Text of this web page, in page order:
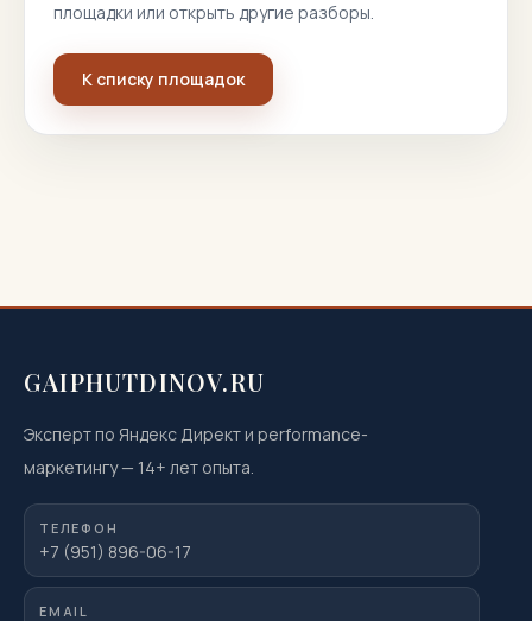
площадки или открыть другие разборы.
К списку площадок
GAIPHUTDINOV.RU
Эксперт по Яндекс Директ и performance-
маркетингу— 14+ лет опыта.
ТЕЛЕФОН
+7 (951) 896-06-17
EMAIL